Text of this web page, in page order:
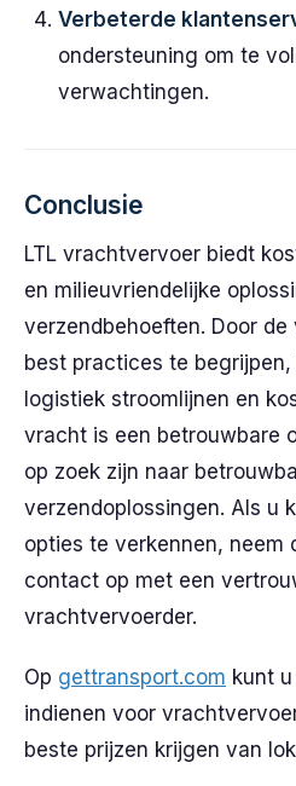
Verbeterde
ondersteuning om te
verwachtingen.
Conclusie
LTL vrachtvervoer biedt
en milieuvriendelijke
verzendbehoeften. Door
best practices te
logistiek stroomlijnen en
vracht is een betrouwbare
op zoek zijn naar
verzendoplossingen. Als u
opties te verkennen, neem
contact op met een
vrachtvervoerder.
Op gettransport.com kunt
indienen voor
beste prijzen krijgen van